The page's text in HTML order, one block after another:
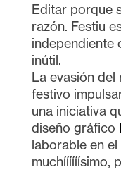
​Editar porque
razón. Festiu
independiente
inútil.
La evasión del
festivo
una iniciativa
diseño gráfico
laborable en
muchíííííísimo,